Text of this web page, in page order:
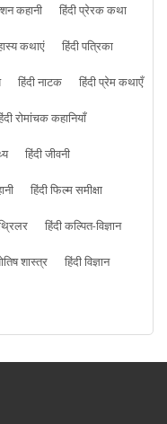
कहानी
हिंदी प्रेरक कथा
कथाएं
हिंदी पत्रिका
हिंदी नाटक
हिंदी प्रेम कथाएँ
रोमांचक कहानियाँ
हिंदी जीवनी
हिंदी फिल्म समीक्षा
हिंदी कल्पित-विज्ञान
शास्त्र
हिंदी विज्ञान